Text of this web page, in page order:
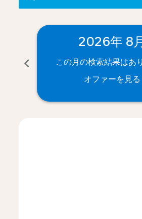
chevron_left
2026年 8
この月の検索結果はあ
オファーを見る